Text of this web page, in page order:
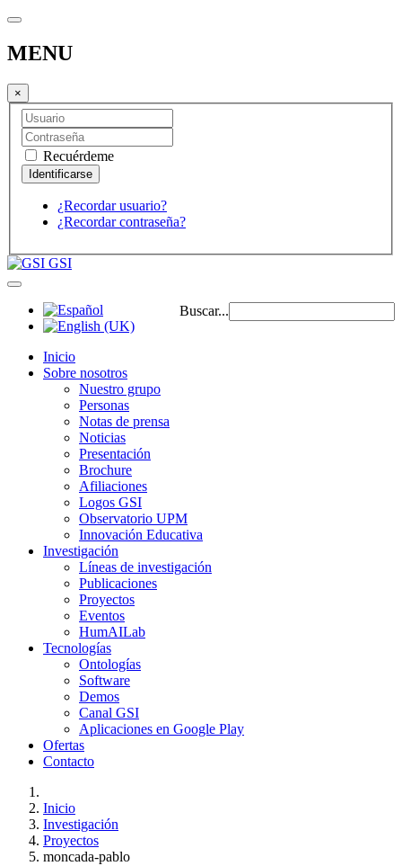
MENU
×
Recuérdeme
¿Recordar usuario?
¿Recordar contraseña?
GSI
Buscar...
Inicio
Sobre nosotros
Nuestro grupo
Personas
Notas de prensa
Noticias
Presentación
Brochure
Afiliaciones
Logos GSI
Observatorio UPM
Innovación Educativa
Investigación
Líneas de investigación
Publicaciones
Proyectos
Eventos
HumAILab
Tecnologías
Ontologías
Software
Demos
Canal GSI
Aplicaciones en Google Play
Ofertas
Contacto
Inicio
Investigación
Proyectos
moncada-pablo